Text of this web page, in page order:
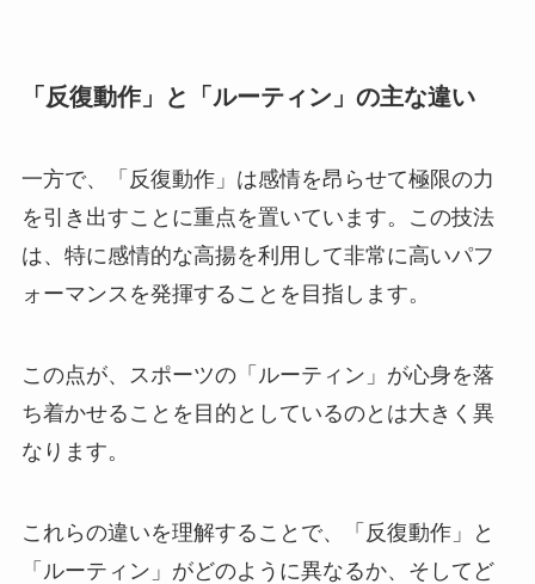
「反復動作」と「ルーティン」の主な違い
一方で、「反復動作」は感情を昂らせて極限の力
を引き出すことに重点を置いています。この技法
は、特に感情的な高揚を利用して非常に高いパフ
ォーマンスを発揮することを目指します。
この点が、スポーツの「ルーティン」が心身を落
ち着かせることを目的としているのとは大きく異
なります。
これらの違いを理解することで、「反復動作」と
「ルーティン」がどのように異なるか、そしてど